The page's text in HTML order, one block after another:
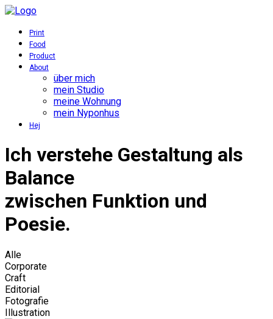
Print
Food
Product
About
über mich
mein Studio
meine Wohnung
mein Nyponhus
Hej
Ich verstehe Gestaltung als
Balance
zwischen Funktion und
Poesie.
Alle
Corporate
Craft
Editorial
Fotografie
Illustration